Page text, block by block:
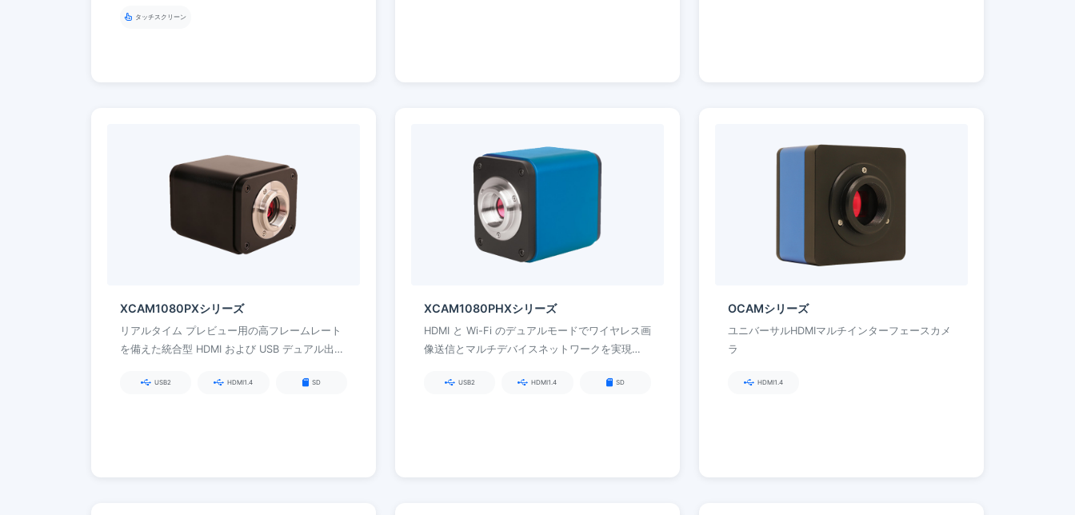
タッチスクリーン
XCAM1080PXシリーズ
リアルタイム プレビュー用の高フレームレート
を備えた統合型 HDMI および USB デュアル出
およびグラフィックス機能
USB2 HDMI1.4 SD
XCAM1080PHXシリーズ
HDMI と Wi-Fi のデュアルモードでワイヤレス画
像送信とマルチデバイスネットワークを実現
ジングをサポート
USB2 HDMI1.4 SD
OCAMシリーズ
ユニバーサルHDMIマルチインターフェースカメ
ラ
HDMI1.4